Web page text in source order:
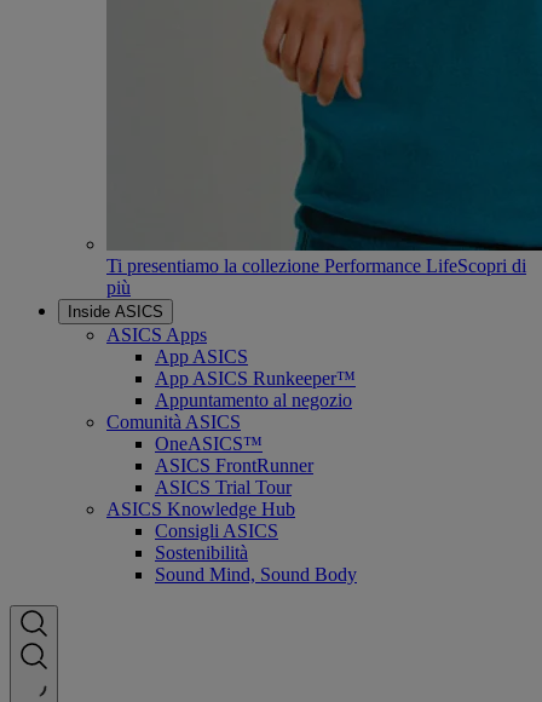
Ti presentiamo la collezione Performance LifeScopri di
più
Inside ASICS
ASICS Apps
App ASICS
App ASICS Runkeeper™
Appuntamento al negozio
Comunità ASICS
OneASICS™
ASICS FrontRunner
ASICS Trial Tour
ASICS Knowledge Hub
Consigli ASICS
Sostenibilità
Sound Mind, Sound Body